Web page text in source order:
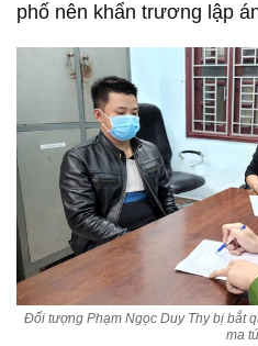
phố nên khẩn trương lập
Đối tượng Phạm Ngọc Duy Thy bị bắt
ma